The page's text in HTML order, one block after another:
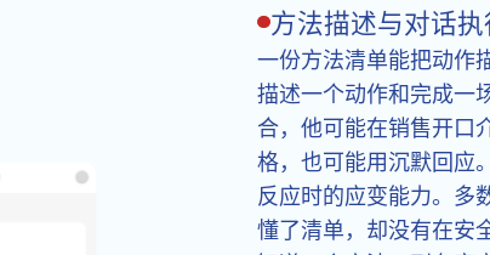
方法描述与对话
一份方法清单能把动作
描述一个动作和完成一
合，他可能在销售开口
格，也可能用沉默回应
反应时的应变能力。多
懂了清单，却没有在安